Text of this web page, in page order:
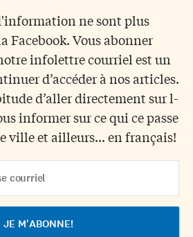
ne sont plus
Facebook. Vous abonner
infolettre courriel est un
d’accéder à nos articles.
d’aller directement sur l-
informer sur ce qui ce passe
ville et ailleurs... en français!